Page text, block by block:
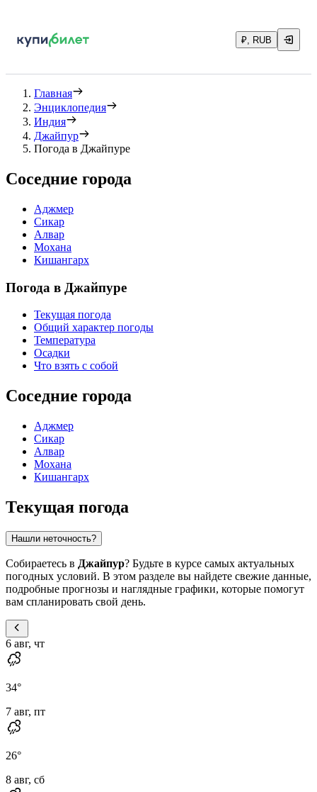
₽, RUB
Главная
Энциклопедия
Индия
Джайпур
Погода в Джайпуре
Соседние города
Аджмер
Сикар
Алвар
Мохана
Кишангарх
Погода в Джайпуре
Текущая погода
Общий характер погоды
Температура
Осадки
Что взять с собой
Соседние города
Аджмер
Сикар
Алвар
Мохана
Кишангарх
Текущая погода
Нашли неточность?
Собираетесь в Джайпур? Будьте в курсе самых актуальных
погодных условий. В этом разделе вы найдете свежие данные,
подробные прогнозы и наглядные графики, которые помогут
вам спланировать свой день.
6 авг, чт
34°
7 авг, пт
26°
8 авг, сб